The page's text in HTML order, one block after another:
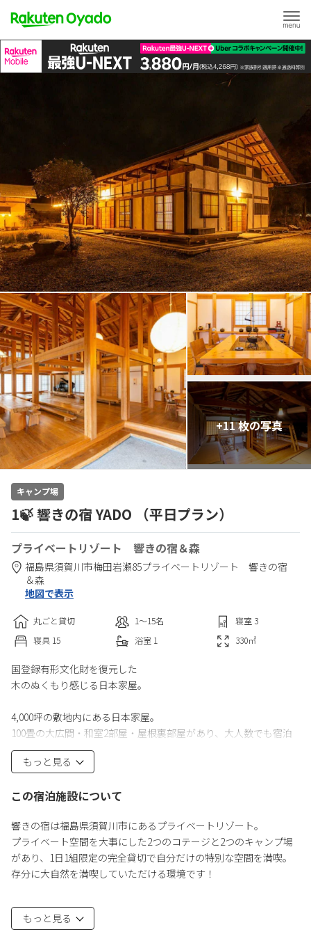
+11 枚の写真
キャンプ場
1🍃 響きの宿 YADO （平日プラン）
プライベートリゾート 響きの宿＆森
福島県須賀川市梅田岩瀬85プライベートリゾート 響きの宿
＆森
地図で表示
丸ごと貸切 1〜15名 寝室 3
寝具 15 浴室 1 330㎡
国登録有形文化財を復元した
木のぬくもり感じる日本家屋。
4,000坪の敷地内にある日本家屋。
100畳の大広間・和室2部屋・屋根裏部屋があり、大人数でも宿泊
できます。
敷地内には、江戸時代後期からある樹齢300年以上の木があり､歴
※料金≪10/1～4/31≫の期間は、暖房費として別途5,500円(税込)
（1施設一泊）が掛かります。基本宿泊料金に含まれています。
《ペット料金》※室内犬1匹ごとの料金です。
中型犬：5,500円
大型犬：7,700円
もっと見る
この宿泊施設について
響きの宿は福島県須賀川市にあるプライベートリゾート。
プライベート空間を大事にした2つのコテージと2つのキャンプ場
があり、1日1組限定の完全貸切で自分だけの特別な空間を満喫。
存分に大自然を満喫していただける環境です！
①響きの宿
国登録有形文化財を復元した木のぬくもり感じる日本家屋。
もっと見る